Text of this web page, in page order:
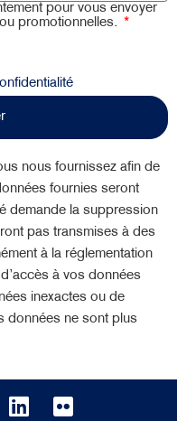
pour vous envoyer
promotionnelles.
nous fournissez afin de
fournies seront
demande la suppression
pas transmises à des
à la réglementation
à vos données
inexactes ou de
données ne sont plus